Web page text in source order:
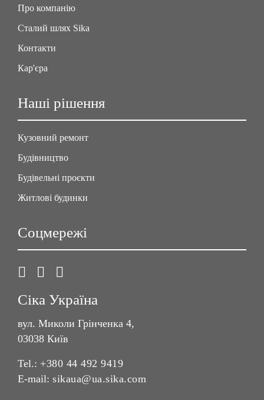
Про компанію
Сталий шлях Sika
Контакти
Кар'єра
Наші рішення
Кузовний ремонт
Будівництво
Будівельні проєкти
Житлові будинки
Соцмережі
Сіка Україна
вул. Миколи Грінченка 4,
03038 Київ
Tel.: +380 44 492 9419
E-mail: sikaua@ua.sika.com